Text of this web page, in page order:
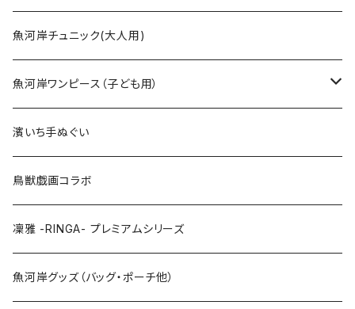
Sサイズ
Mサイズ
Lサイズ
LLサイズ
特大3Lサイズ
90cm
100cm
110cm
120cm
130cm
上下セット
魚河岸チュニック(大人用)
魚河岸ワンピース（子ども用）
100cm
120cm
濱いち手ぬぐい
鳥獣戯画コラボ
凜雅 -RINGA- プレミアムシリーズ
魚河岸グッズ（バッグ・ポーチ他）